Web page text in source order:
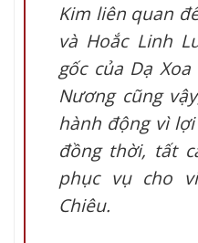
Kim liên quan
và Hoắc Linh
gốc của Dạ
Nương cũng
hành động vì
đồng thời, tất
phục vụ cho
Chiêu.